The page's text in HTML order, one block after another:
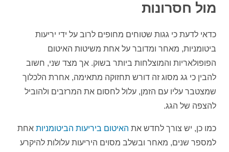
מול חסרונות
כדאי לדעת כי גגות שטוחים מחופים לרוב על ידי יריעות
ביטומניות, מאחר ומדובר על אחת משיטות האיטום
הפופולאריות והמוצלחות ביותר בשוק. אך מצד שני, חשוב
להבין כי גג מסוג זה דורש תחזוקה מתאימה, אחרת הלכלוך
שמצטבר עליו עם הזמן, עלול לחסום את המרזבים ולהוביל
להצפה של הגג.
כמו כן, יש צורך לחדש את האיטום ביריעות הביטומניות אחת
למספר שנים, מאחר ובשלב מסוים היריעות עלולות להיקרע